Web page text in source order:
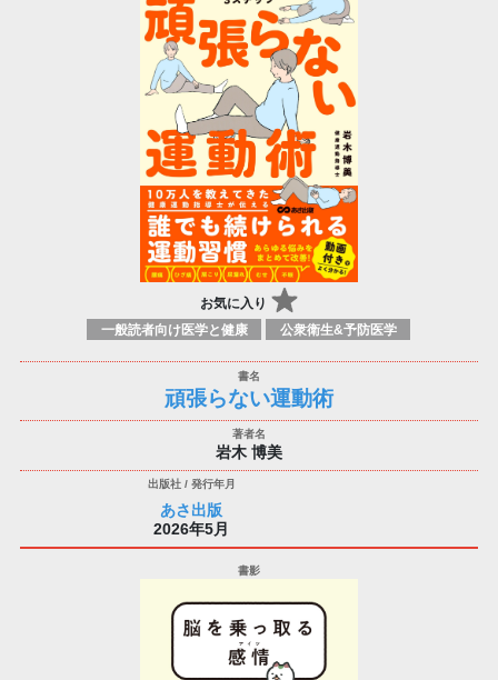
お気に入り
一般読者向け医学と健康 公衆衛生&予防医学
頑張らない運動術
岩木 博美
あさ出版
2026年5月